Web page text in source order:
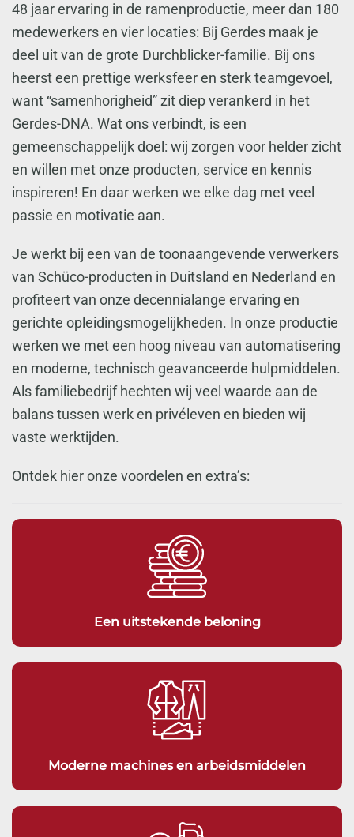
48 jaar ervaring in de ramenproductie, meer dan 180
medewerkers en vier locaties: Bij Gerdes maak je
deel uit van de grote Durchblicker-familie. Bij ons
heerst een prettige werksfeer en sterk teamgevoel,
want “samenhorigheid” zit diep verankerd in het
Gerdes-DNA. Wat ons verbindt, is een
gemeenschappelijk doel: wij zorgen voor helder zicht
en willen met onze producten, service en kennis
inspireren! En daar werken we elke dag met veel
passie en motivatie aan.
Je werkt bij een van de toonaangevende verwerkers
van Schüco-producten in Duitsland en Nederland en
profiteert van onze decennialange ervaring en
gerichte opleidingsmogelijkheden. In onze productie
werken we met een hoog niveau van automatisering
en moderne, technisch geavanceerde hulpmiddelen.
Als familiebedrijf hechten wij veel waarde aan de
balans tussen werk en privéleven en bieden wij
vaste werktijden.
Ontdek hier onze voordelen en extra’s:
Een uitstekende beloning
Moderne machines en arbeidsmiddelen